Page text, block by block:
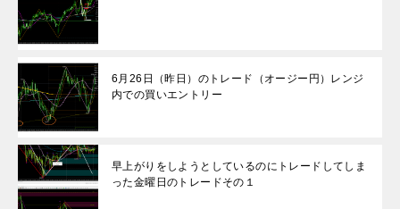
6月26日（昨日）のトレード（オージー円）レンジ
内での買いエントリー
早上がりをしようとしているのにトレードしてしま
った金曜日のトレードその１